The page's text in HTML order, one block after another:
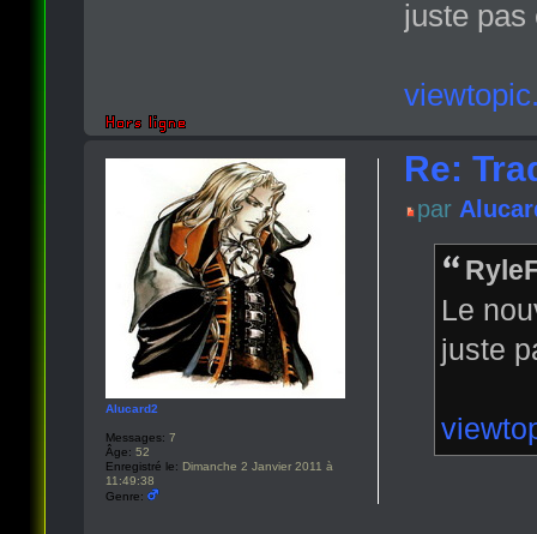
juste pas
Re:
par
Le
juste
Alucard2
Messages: 7
Âge: 52
Enregistré le: Dimanche 2 Janvier 2011 à
11:49:38
Genre: